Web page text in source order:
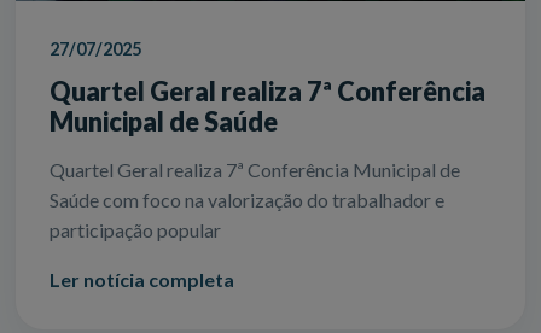
27/07/2025
Quartel Geral realiza 7ª Conferência
Municipal de Saúde
Quartel Geral realiza 7ª Conferência Municipal de
Saúde com foco na valorização do trabalhador e
participação popular
Ler notícia completa